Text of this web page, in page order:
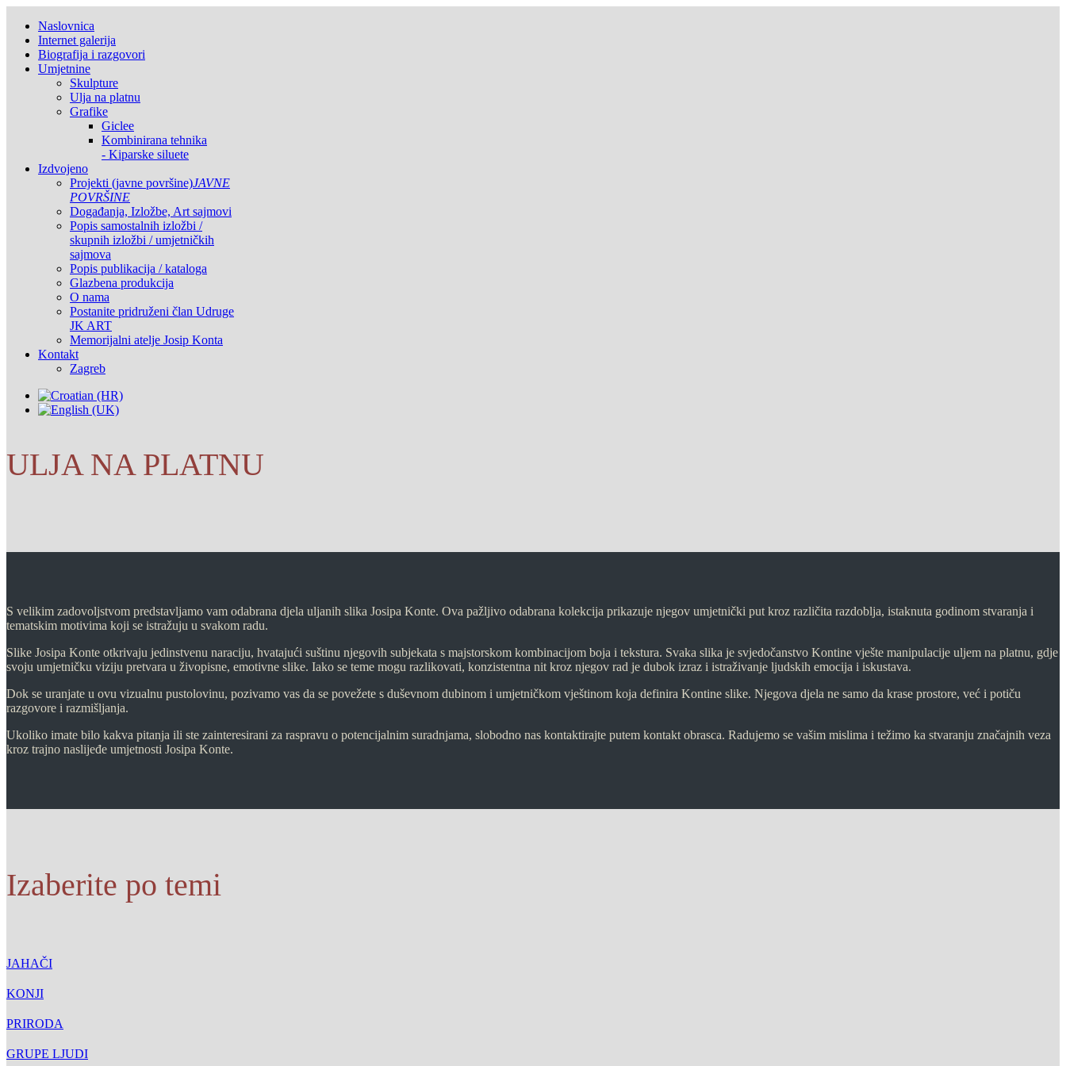
Naslovnica
Internet galerija
Biografija i razgovori
Umjetnine
Skulpture
Ulja na platnu
Grafike
Giclee
Kombinirana tehnika
- Kiparske siluete
Izdvojeno
Projekti (javne površine)JAVNE
POVRŠINE
Događanja, Izložbe, Art sajmovi
Popis samostalnih izložbi /
skupnih izložbi / umjetničkih
sajmova
Popis publikacija / kataloga
Glazbena produkcija
O nama
Postanite pridruženi član Udruge
JK ART
Memorijalni atelje Josip Konta
Kontakt
Zagreb
ULJA NA PLATNU
S velikim zadovoljstvom predstavljamo vam odabrana djela uljanih slika Josipa Konte. Ova pažljivo odabrana kolekcija prikazuje njegov umjetnički put kroz različita razdoblja, istaknuta godinom stvaranja i
tematskim motivima koji se istražuju u svakom radu.
Slike Josipa Konte otkrivaju jedinstvenu naraciju, hvatajući suštinu njegovih subjekata s majstorskom kombinacijom boja i tekstura. Svaka slika je svjedočanstvo Kontine vješte manipulacije uljem na platnu, gdje
svoju umjetničku viziju pretvara u živopisne, emotivne slike. Iako se teme mogu razlikovati, konzistentna nit kroz njegov rad je dubok izraz i istraživanje ljudskih emocija i iskustava.
Dok se uranjate u ovu vizualnu pustolovinu, pozivamo vas da se povežete s duševnom dubinom i umjetničkom vještinom koja definira Kontine slike. Njegova djela ne samo da krase prostore, već i potiču
razgovore i razmišljanja.
Ukoliko imate bilo kakva pitanja ili ste zainteresirani za raspravu o potencijalnim suradnjama, slobodno nas kontaktirajte putem kontakt obrasca. Radujemo se vašim mislima i težimo ka stvaranju značajnih veza
kroz trajno naslijeđe umjetnosti Josipa Konte.
Izaberite po temi
JAHAČI
KONJI
PRIRODA
GRUPE LJUDI